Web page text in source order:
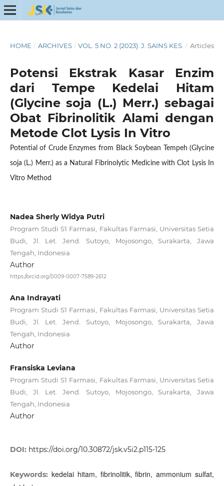
HOME / ARCHIVES / VOL. 5 NO. 2 (2023): J. SAINS KES. / Articles
Potensi Ekstrak Kasar Enzim
dari Tempe Kedelai Hitam
(Glycine soja (L.) Merr.) sebagai
Obat Fibrinolitik Alami dengan
Metode Clot Lysis In Vitro
Potential of Crude Enzymes from Black Soybean Tempeh (Glycine
soja (L.) Merr.) as a Natural Fibrinolytic Medicine with Clot Lysis In
Vitro Method
Nadea Sherly Widya Putri
Program Studi S1 Farmasi, Fakultas Farmasi, Universitas Setia
Budi, Jl. Let. Jend. Sutoyo, Mojosongo, Surakarta, Jawa
Tengah, Indonesia
Author
https://orcid.org/0009-0007-7589-2612
Ana Indrayati
Program Studi S1 Farmasi, Fakultas Farmasi, Universitas Setia
Budi, Jl. Let. Jend. Sutoyo, Mojosongo, Surakarta, Jawa
Tengah, Indonesia
Author
Fransiska Leviana
Program Studi S1 Farmasi, Fakultas Farmasi, Universitas Setia
Budi, Jl. Let. Jend. Sutoyo, Mojosongo, Surakarta, Jawa
Tengah, Indonesia
Author
DOI: https://doi.org/10.30872/jsk.v5i2.p115-125
Keywords: kedelai hitam, fibrinolitik, fibrin, ammonium sulfat,